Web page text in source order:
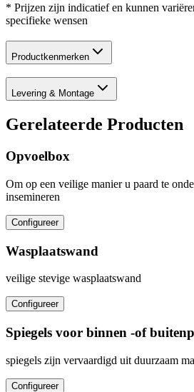
* Prijzen zijn indicatief en kunnen
specifieke wensen
Productkenmerken
Levering & Montage
Gerelateerde Producten
Opvoelbox
Om op een veilige manier u paard te
insemineren
Configureer
Wasplaatswand
veilige stevige wasplaatswand
Configureer
Spiegels voor binnen -of
spiegels zijn vervaardigd uit duurzaam
Configureer